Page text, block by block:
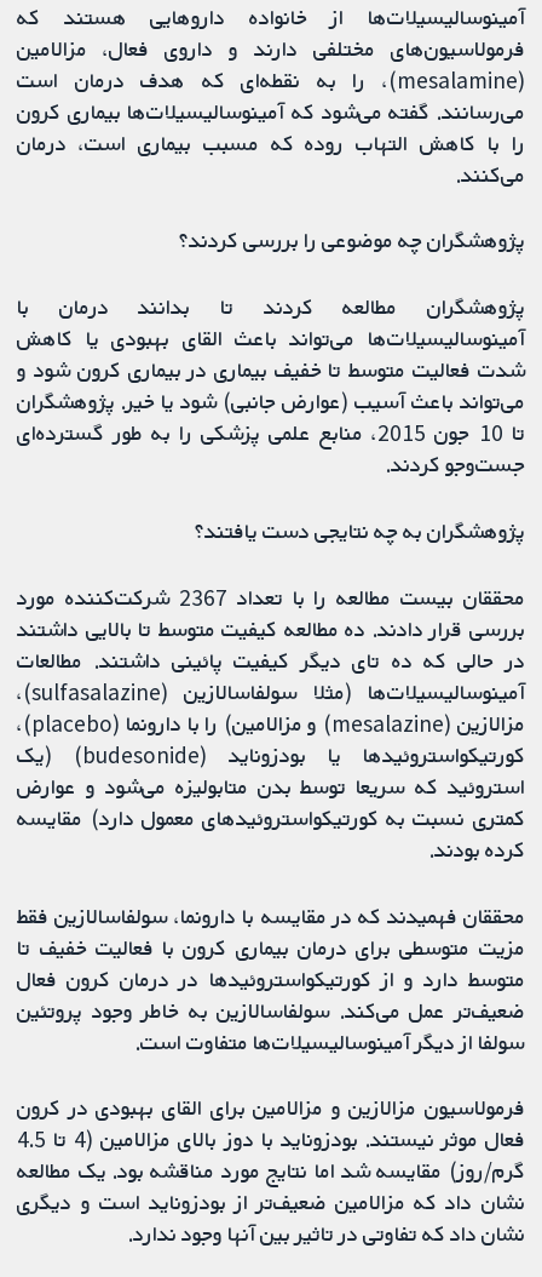
آمینوسالیسیلات‌ها از خانواده داروهایی هستند که
فرمولاسیون‌های مختلفی دارند و داروی فعال، مزالامین
(mesalamine)، را به نقطه‌ای که هدف درمان است
می‌رسانند. گفته می‌شود که آمینوسالیسیلات‌ها بیماری کرون
را با کاهش التهاب روده که مسبب بیماری است، درمان
می‌کنند.
پژوهشگران چه موضوعی را بررسی کردند؟
پژوهشگران مطالعه کردند تا بدانند درمان با
آمینوسالیسیلات‌ها می‌تواند باعث القای بهبودی یا کاهش
شدت فعالیت متوسط تا خفیف بیماری در بیماری کرون شود و
می‌تواند باعث آسیب (عوارض جانبی) شود یا خیر. پژوهشگران
تا 10 جون 2015، منابع علمی پزشکی را به طور گسترده‌ای
جست‌وجو کردند.
پژوهشگران به چه نتایجی دست یافتند؟
محققان بیست مطالعه را با تعداد 2367 شرکت‌کننده مورد
بررسی قرار دادند. ده مطالعه کیفیت متوسط تا بالایی داشتند
در حالی که ده تای دیگر کیفیت پائینی داشتند. مطالعات
آمینوسالیسیلات‌ها (مثلا سولفاسالازین (sulfasalazine)،
مزالازین (mesalazine) و مزالامین) را با دارونما (placebo)،
کورتیکواستروئیدها یا بودزوناید (budesonide) (یک
استروئید که سریعا توسط بدن متابولیزه می‌شود و عوارض
کمتری نسبت به کورتیکواستروئیدهای معمول دارد) مقایسه
کرده بودند.
محققان فهمیدند که در مقایسه با دارونما، سولفاسالازین فقط
مزیت متوسطی برای درمان بیماری کرون با فعالیت خفیف تا
متوسط دارد و از کورتیکواستروئیدها در درمان کرون فعال
ضعیف‌تر عمل می‌کند. سولفاسالازین به خاطر وجود پروتئین
سولفا از دیگر آمینوسالیسیلات‌ها متفاوت است.
فرمولاسیون مزالازین و مزالامین برای القای بهبودی در کرون
فعال موثر نیستند. بودزوناید با دوز بالای مزالامین (4 تا 4.5
گرم/روز) مقایسه شد اما نتایج مورد مناقشه بود. یک مطالعه
نشان داد که مزالامین ضعیف‌تر از بودزوناید است و دیگری
نشان داد که تفاوتی در تاثیر بین آنها وجود ندارد.